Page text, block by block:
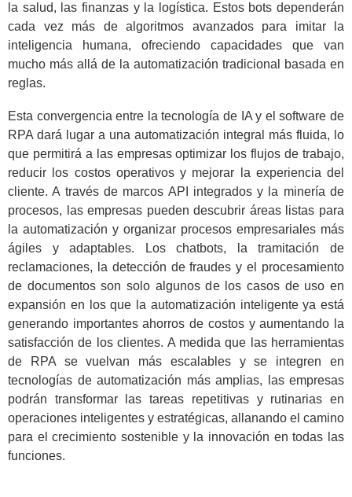
la salud, las finanzas y la logística. Estos bots dependerán
cada vez más de algoritmos avanzados para imitar la
inteligencia humana, ofreciendo capacidades que van
mucho más allá de la automatización tradicional basada en
reglas.
Esta convergencia entre la tecnología de IA y el software de
RPA dará lugar a una automatización integral más fluida, lo
que permitirá a las empresas optimizar los flujos de trabajo,
reducir los costos operativos y mejorar la experiencia del
cliente. A través de marcos API integrados y la minería de
procesos, las empresas pueden descubrir áreas listas para
la automatización y organizar procesos empresariales más
ágiles y adaptables. Los chatbots, la tramitación de
reclamaciones, la detección de fraudes y el procesamiento
de documentos son solo algunos de los casos de uso en
expansión en los que la automatización inteligente ya está
generando importantes ahorros de costos y aumentando la
satisfacción de los clientes. A medida que las herramientas
de RPA se vuelvan más escalables y se integren en
tecnologías de automatización más amplias, las empresas
podrán transformar las tareas repetitivas y rutinarias en
operaciones inteligentes y estratégicas, allanando el camino
para el crecimiento sostenible y la innovación en todas las
funciones.